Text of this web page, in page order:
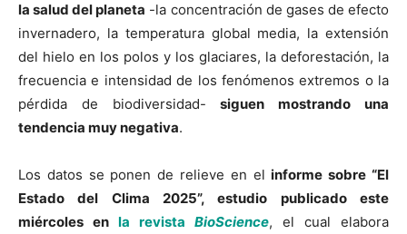
la salud del planeta -la concentración de gases de efecto
invernadero, la temperatura global media, la extensión
del hielo en los polos y los glaciares, la deforestación, la
frecuencia e intensidad de los fenómenos extremos o la
pérdida de biodiversidad-siguen mostrando una
tendencia muy negativa.
Los datos se ponen de relieve en elinforme sobre “El
Estado del Clima 2025”, estudio publicado este
miércoles en la revista BioScience, el cual elabora